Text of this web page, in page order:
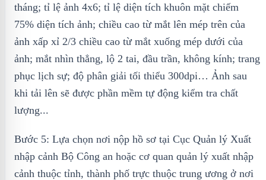
tháng; tỉ lệ ảnh 4x6; tỉ lệ diện tích khuôn mặt chiếm
75% diện tích ảnh; chiều cao từ mắt lên mép trên của
ảnh xấp xỉ 2/3 chiều cao từ mắt xuống mép dưới của
ảnh; mắt nhìn thẳng, lộ 2 tai, đầu trần, không kính; trang
phục lịch sự; độ phân giải tối thiểu 300dpi… Ảnh sau
khi tải lên sẽ được phần mềm tự động kiểm tra chất
lượng...
Bước 5: Lựa chọn nơi nộp hồ sơ tại Cục Quản lý Xuất
nhập cảnh Bộ Công an hoặc cơ quan quản lý xuất nhập
cảnh thuộc tỉnh, thành phố trực thuộc trung ương ở nơi